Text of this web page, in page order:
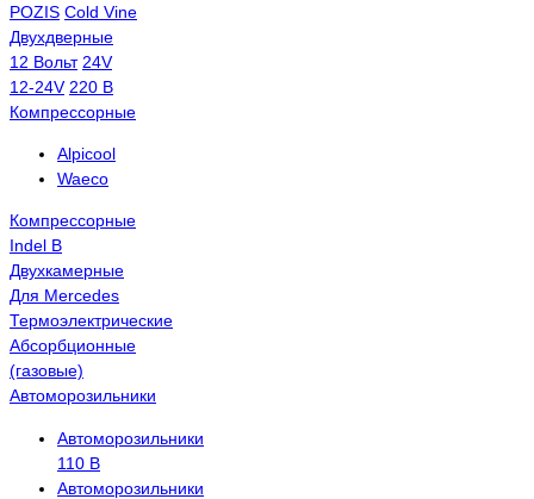
POZIS Сold Vine
Двухдверные
12 Вольт 24V
12-24V 220 В
Компрессорные
Alpicool
Waeco
Компрессорные
Indel B
Двухкамерные
Для Mercedes
Термоэлектрические
Абсорбционные
(газовые)
Автоморозильники
Автоморозильники
110 В
Автоморозильники